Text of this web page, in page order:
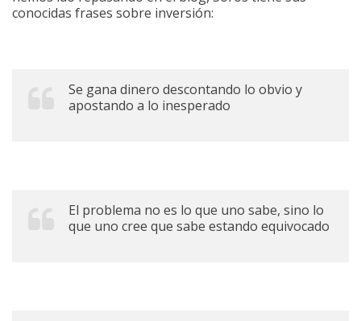
conocidas frases sobre inversión:
Se gana dinero descontando lo obvio y
apostando a lo inesperado
El problema no es lo que uno sabe, sino lo
que uno cree que sabe estando equivocado